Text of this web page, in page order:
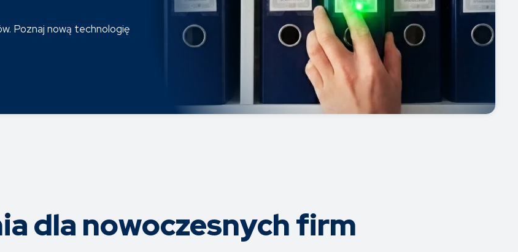
Poznaj nową technologię
dla nowoczesnych firm